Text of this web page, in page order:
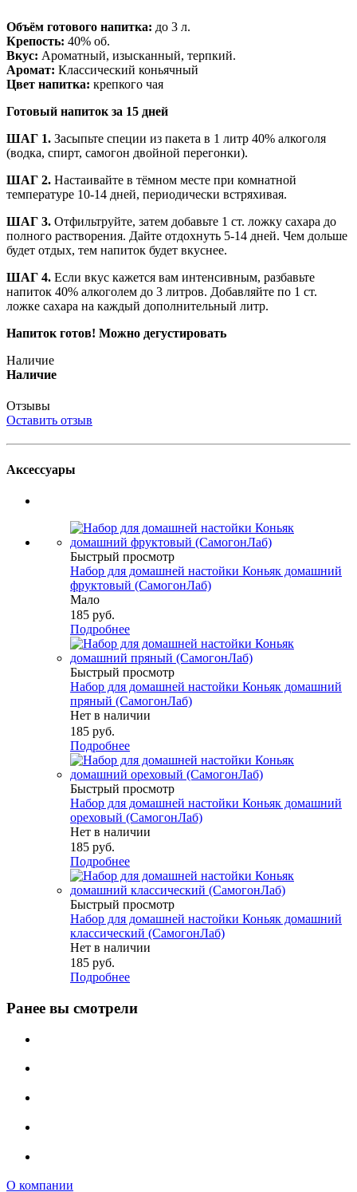
Объём готового напитка: до 3 л.
Крепость: 40% об.
Вкус: Ароматный, изысканный, терпкий.
Аромат: Классический коньячный
Цвет напитка: крепкого чая
Готовый напиток за 15 дней
ШАГ 1. Засыпьте специи из пакета в 1 литр 40% алкоголя
(водка, спирт, самогон двойной перегонки).
ШАГ 2. Настаивайте в тёмном месте при комнатной
температуре 10-14 дней, периодически встряхивая.
ШАГ 3. Отфильтруйте, затем добавьте 1 ст. ложку сахара до
полного растворения. Дайте отдохнуть 5-14 дней. Чем дольше
будет отдых, тем напиток будет вкуснее.
ШАГ 4. Если вкус кажется вам интенсивным, разбавьте
напиток 40% алкоголем до 3 литров. Добавляйте по 1 ст.
ложке сахара на каждый дополнительный литр.
Напиток готов! Можно дегустировать
Наличие
Наличие
Отзывы
Оставить отзыв
Аксессуары
Быстрый просмотр
Набор для домашней настойки Коньяк домашний
фруктовый (СамогонЛаб)
Мало
185 руб.
Подробнее
Быстрый просмотр
Набор для домашней настойки Коньяк домашний
пряный (СамогонЛаб)
Нет в наличии
185 руб.
Подробнее
Быстрый просмотр
Набор для домашней настойки Коньяк домашний
ореховый (СамогонЛаб)
Нет в наличии
185 руб.
Подробнее
Быстрый просмотр
Набор для домашней настойки Коньяк домашний
классический (СамогонЛаб)
Нет в наличии
185 руб.
Подробнее
Ранее вы смотрели
О компании